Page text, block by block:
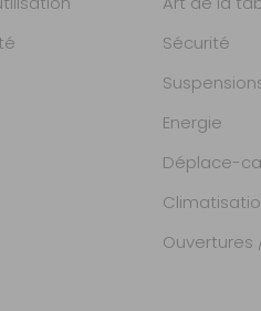
Sécurité
Energie
Déplace-
Ouvertures